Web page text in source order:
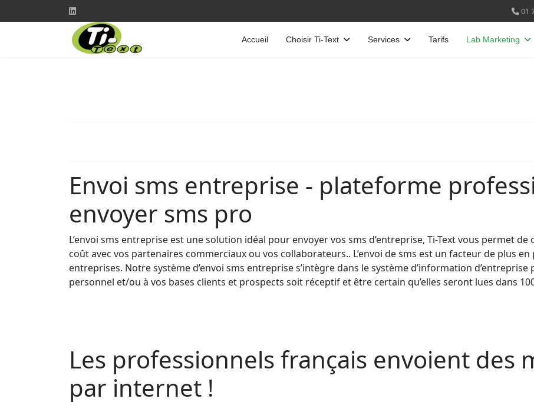
01
Accueil Choisir Ti-Text Services Tarifs Lab Marketing
Envoi sms entreprise - plateforme
envoyer sms pro
L’envoi sms entreprise est une solution idéal pour envoyer vos sms d’entreprise, Ti-Text vous permet
coût avec vos partenaires commerciaux ou vos collaborateurs.. L’envoi de sms est un facteur de plus
entreprises. Notre système d’envoi sms entreprise s’intègre dans le système d’information
personnel et/ou à vos bases clients et prospects soit réceptif et être certain qu’elles seront lues dans
Les professionnels français envoient des
par internet !